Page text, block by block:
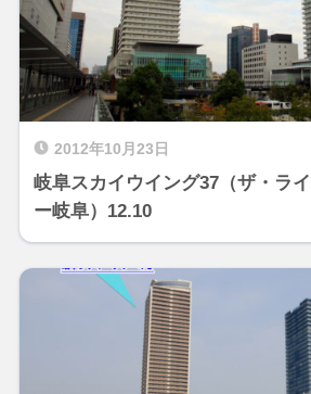
2012年10月23日
岐阜スカイウイング37（ザ・ラ
ー岐阜）12.10